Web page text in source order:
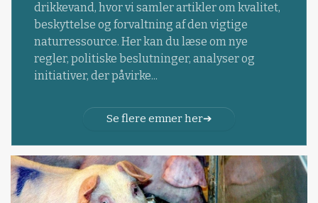
drikkevand, hvor vi samler artikler om kvalitet,
beskyttelse og forvaltning af den vigtige
naturressource. Her kan du læse om nye
regler, politiske beslutninger, analyser og
initiativer, der påvirke...
Se flere emner her